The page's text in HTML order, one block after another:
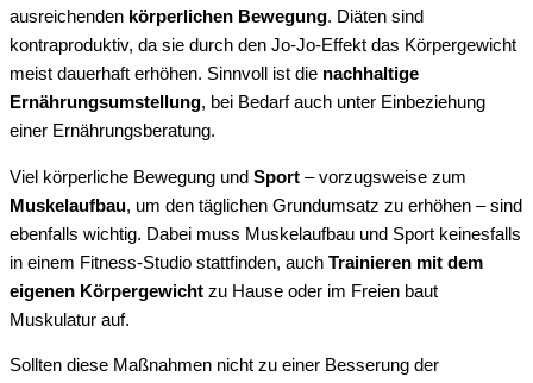
ausreichenden körperlichen Bewegung. Diäten sind
kontraproduktiv, da sie durch den Jo-Jo-Effekt das Körpergewicht
meist dauerhaft erhöhen. Sinnvoll ist die nachhaltige
Ernährungsumstellung, bei Bedarf auch unter Einbeziehung
einer Ernährungsberatung.
Viel körperliche Bewegung und Sport – vorzugsweise zum
Muskelaufbau, um den täglichen Grundumsatz zu erhöhen – sind
ebenfalls wichtig. Dabei muss Muskelaufbau und Sport keinesfalls
in einem Fitness-Studio stattfinden, auch Trainieren mit dem
eigenen Körpergewicht zu Hause oder im Freien baut
Muskulatur auf.
Sollten diese Maßnahmen nicht zu einer Besserung der